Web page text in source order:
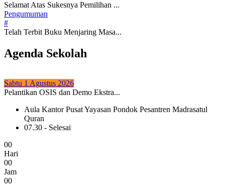
Selamat Atas Sukesnya Pemilihan ...
Pengumuman
#
Telah Terbit Buku Menjaring Masa...
Agenda Sekolah
Sabtu 1 Agustus 2026
Pelantikan OSIS dan Demo Ekstra...
Aula Kantor Pusat Yayasan Pondok Pesantren Madrasatul
Quran
07.30 - Selesai
00
Hari
00
Jam
00